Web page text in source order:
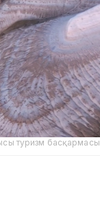
туризм басқармасы